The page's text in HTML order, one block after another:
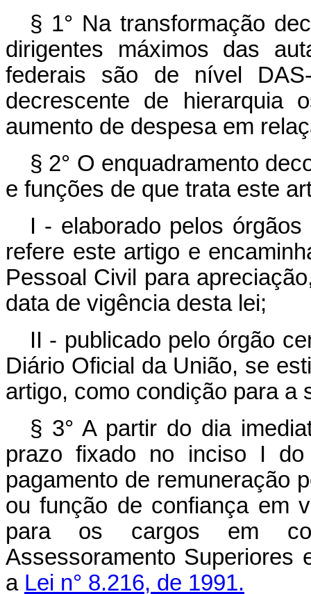
§ 1° Na transformação
dirigentes máximos das
federais são de nível
decrescente de hierarquia
aumento de despesa em
§ 2° O enquadramento
e funções de que trata este
I - elaborado pelos
refere este artigo e
Pessoal Civil para
data de vigência desta lei;
II - publicado pelo órgão
Diário Oficial da União, se
artigo, como condição para a
§ 3° A partir do dia
prazo fixado no inciso I
pagamento de remuneração
ou função de confiança em
para os cargos em
Assessoramento Superiores
a Lei n° 8.216, de 1991.